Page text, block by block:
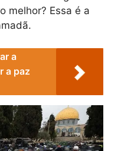
melhor? Essa é a
a
a paz